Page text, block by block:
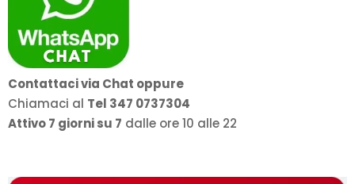
Contattaci via Chat oppure
Chiamaci al Tel 347 0737304
Attivo 7 giorni su 7 dalle ore 10 alle 22